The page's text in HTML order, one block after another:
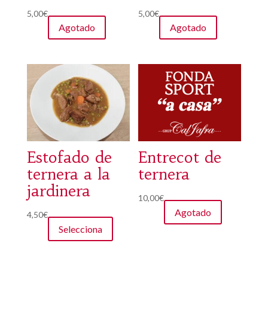
5,00€
Agotado
5,00€
Agotado
Estofado de
ternera a la
jardinera
4,50€
Selecciona
Este
Entrecot de
ternera
10,00€
Agotado